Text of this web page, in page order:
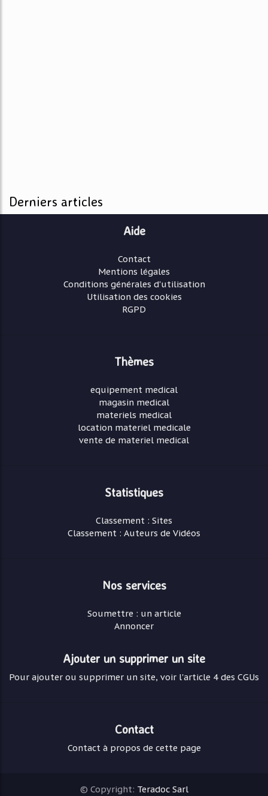
Derniers articles
Aide
Contact
Mentions légales
Conditions générales d'utilisation
Utilisation des cookies
RGPD
Thèmes
equipement medical
magasin medical
materiels medical
location materiel medicale
vente de materiel medical
Statistiques
Classement : Sites
Classement : Auteurs de Vidéos
Nos services
Soumettre : un article
Annoncer
Ajouter un supprimer un site
Pour ajouter ou supprimer un site, voir l'article 4 des CGUs
Contact
Contact à propos de cette page
© Copyright: Teradoc Sarl